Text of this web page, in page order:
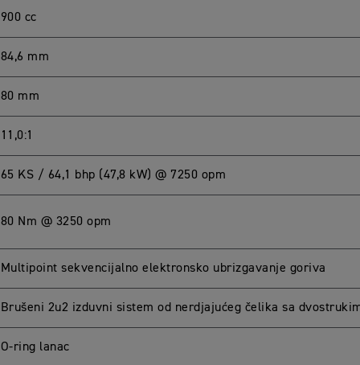
900 cc
84,6 mm
80 mm
11,0:1
65 KS / 64,1 bhp (47,8 kW) @ 7250 opm
80 Nm @ 3250 opm
Multipoint sekvencijalno elektronsko ubrizgavanje goriva
Brušeni 2u2 izduvni sistem od nerdjajućeg čelika sa
O-ring lanac